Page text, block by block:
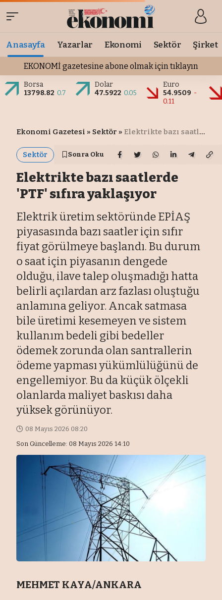
Anasayfa Yazarlar Ekonomi Sektör Şirket
EKONOMİ gazetesine abone olmak için tıklayın
Borsa
13798.82 0.7
Dolar
47.5922 0.05
Euro
54.9509 -
0.11
Ekonomi Gazetesi » Sektör » Elektrikte bazı saatlerde 'PTF' sıfıra yaklaşıyor
Sektör Sonra Oku
Elektrikte bazı saatlerde
'PTF' sıfıra yaklaşıyor
Elektrik üretim sektöründe EPİAŞ
piyasasında bazı saatler için sıfır
fiyat görülmeye başlandı. Bu durum
o saat için piyasanın dengede
olduğu, ilave talep oluşmadığı hatta
belirli açılardan arz fazlası oluştuğu
anlamına geliyor. Ancak satmasa
bile üretimi kesemeyen ve sistem
kullanım bedeli gibi bedeller
ödemek zorunda olan santrallerin
ödeme yapması yükümlülüğünü de
engellemiyor. Bu da küçük ölçekli
olanlarda maliyet baskısı daha
yüksek görünüyor.
Son Güncelleme: 08 Mayıs 2026 14:10
08 Mayıs 2026 08:20
MEHMET KAYA/ANKARA